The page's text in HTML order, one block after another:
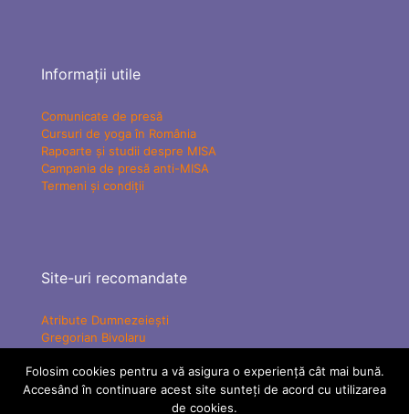
Informații utile
Comunicate de presă
Cursuri de yoga în România
Rapoarte și studii despre MISA
Campania de presă anti-MISA
Termeni și condiții
Site-uri recomandate
Atribute Dumnezeiești
Gregorian Bivolaru
Mișcarea Charismatică Teofanică
Vindecare Spirituală
Folosim cookies pentru a vă asigura o experiență cât mai bună.
Accesând în continuare acest site sunteți de acord cu utilizarea
de cookies.